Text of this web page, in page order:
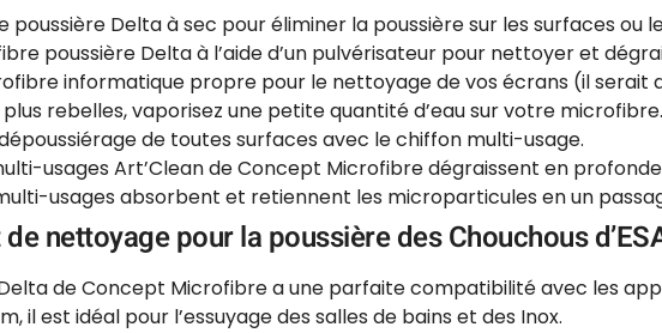
poussière Delta à sec pour éliminer la poussière sur les surfaces ou
poussière Delta à l’aide d’un pulvérisateur pour nettoyer et
informatique propre pour le nettoyage de vos écrans (il serait
rebelles, vaporisez une petite quantité d’eau sur votre
de toutes surfaces avec le chiffon multi-usage.
usages Art’Clean de Concept Microfibre dégraissent en
usages absorbent et retiennent les microparticules en un
nettoyage pour la poussière des Chouchous
de Concept Microfibre a une parfaite compatibilité avec les
il est idéal pour l’essuyage des salles de bains et des Inox.